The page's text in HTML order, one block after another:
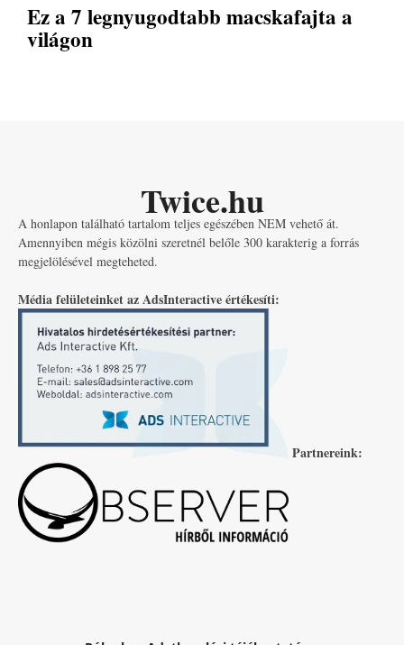
Ez a 7 legnyugodtabb macskafajta a
világon
Twice.hu
A honlapon található tartalom teljes egészében NEM vehető át.
Amennyiben mégis közölni szeretnél belőle 300 karakterig a forrás
megjelölésével megteheted.
Média felületeinket az AdsInteractive értékesíti:
Partnereink: